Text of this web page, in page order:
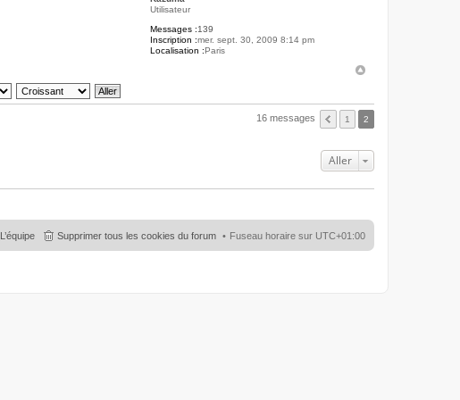
Utilisateur
Messages :139
Inscription :mer. sept. 30, 2009 8:14 pm
Localisation :Paris
16 messages 1 2
Aller
Fuseau horaire sur UTC+01:00
Supprimer tous les cookies du forum
L’équipe